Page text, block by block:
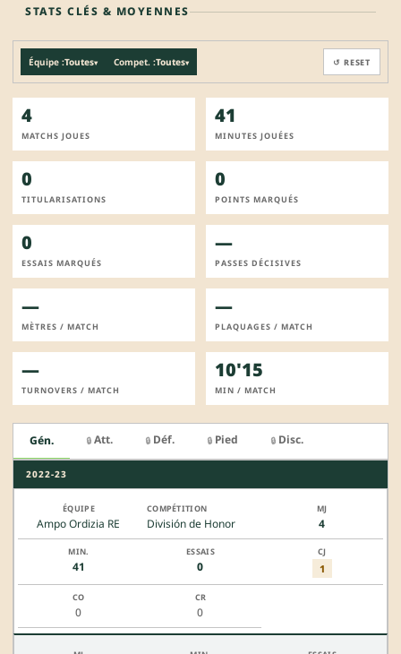
STATS CLÉS & MOYENNES
Équipe :Toutes▾ Compet. :Toutes▾ ↺ RESET
4
MATCHS JOUES
41
MINUTES JOUÉES
0
TITULARISATIONS
0
POINTS MARQUÉS
0
ESSAIS MARQUÉS
—
PASSES DÉCISIVES
—
MÈTRES / MATCH
—
PLAQUAGES / MATCH
—
TURNOVERS / MATCH
10'15
MIN / MATCH
Gén. 🔒 Att. 🔒 Déf. 🔒 Pied 🔒 Disc.
2022-23
Ampo Ordizia RE División de Honor 4
41 0 1
0 0